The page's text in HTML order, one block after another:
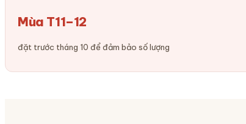
Mùa T11–12
đặt trước tháng 10 để đảm bảo số lượng